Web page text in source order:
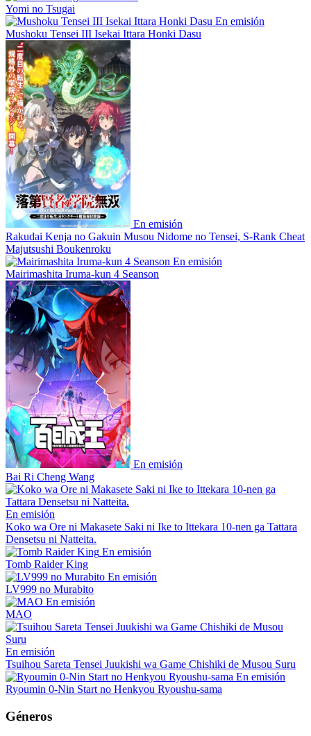
Yomi no Tsugai
En emisión
Mushoku Tensei III Isekai Ittara Honki Dasu
En emisión
Rakudai Kenja no Gakuin Musou Nidome no Tensei, S-Rank Cheat
Majutsushi Boukenroku
En emisión
Mairimashita Iruma-kun 4 Seanson
En emisión
Bai Ri Cheng Wang
En emisión
Koko wa Ore ni Makasete Saki ni Ike to Ittekara 10-nen ga Tattara
Densetsu ni Natteita.
En emisión
Tomb Raider King
En emisión
LV999 no Murabito
En emisión
MAO
En emisión
Tsuihou Sareta Tensei Juukishi wa Game Chishiki de Musou Suru
En emisión
Ryoumin 0-Nin Start no Henkyou Ryoushu-sama
Géneros